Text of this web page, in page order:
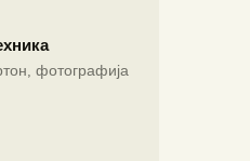
фотографија